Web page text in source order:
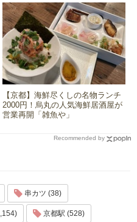
【京都】海鮮尽くしの名物ランチ
2000円！烏丸の人気海鮮居酒屋が
営業再開「雑魚や」
Recommended by
串カツ (38)
京都駅 (528)